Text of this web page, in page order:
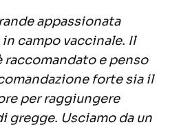
appassionata
campo vaccinale. Il
raccomandato e penso
forte sia il
per raggiungere
gregge. Usciamo da un